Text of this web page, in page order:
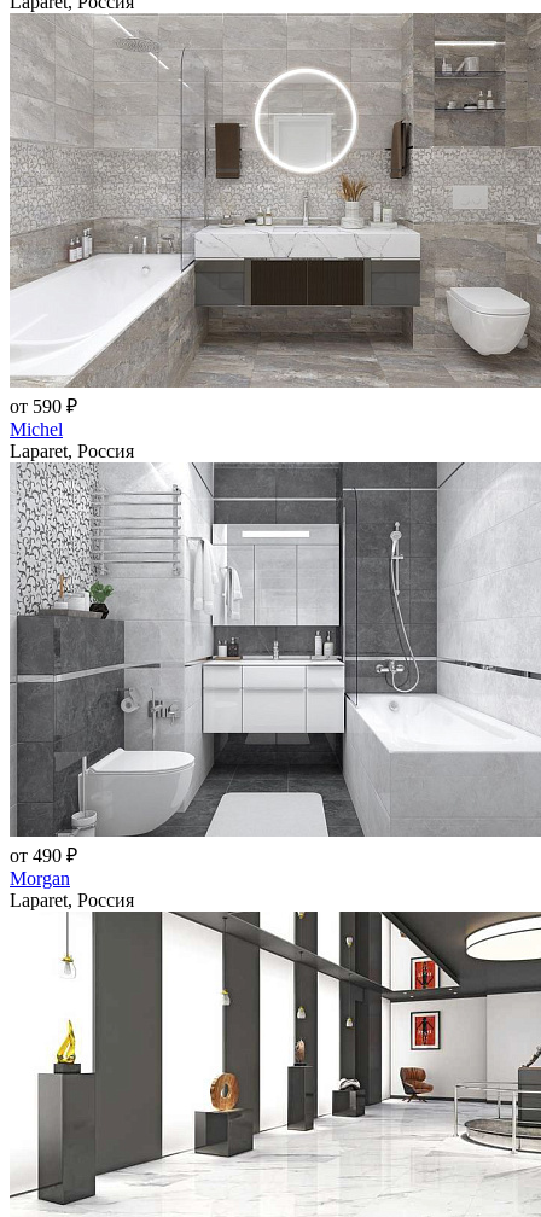
от 590 ₽
Michel
Laparet, Россия
от 490 ₽
Morgan
Laparet, Россия